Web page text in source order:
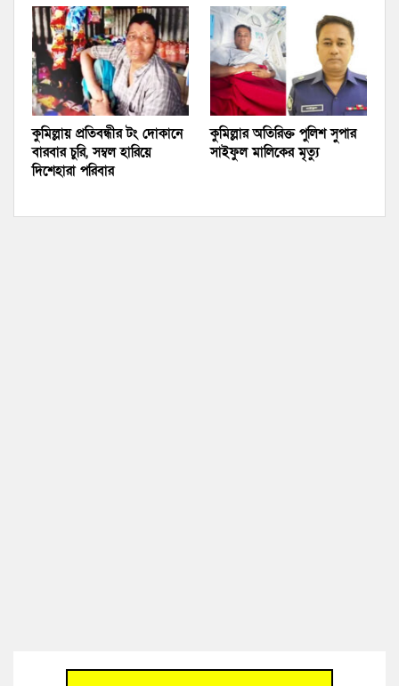
কুমিল্লায় প্রতিবন্ধীর টং দোকানে
বারবার চুরি, সম্বল হারিয়ে
দিশেহারা পরিবার
কুমিল্লার অতিরিক্ত পুলিশ সুপার
সাইফুল মালিকের মৃত্যু